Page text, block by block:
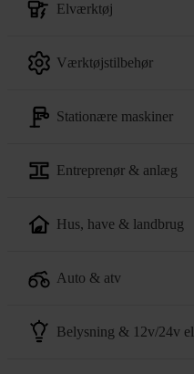
elværktøj
værktøjstilbehør
stationære maskiner
entreprenør & anlæg
hus, have & landbrug
auto & atv
belysning & 12v/24v el